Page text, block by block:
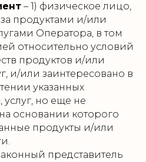
– 1) физическое лицо,
продуктами и/или
Оператора, в том
относительно условий
продуктов и/или
и/или заинтересовано в
указанных
услуг, но еще не
основании которого
продукты и/или
представитель